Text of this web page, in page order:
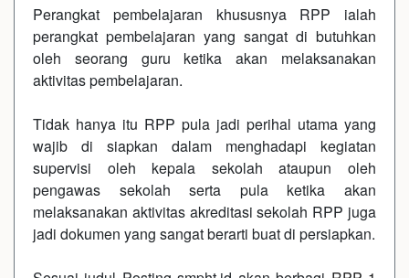
Perangkat pembelajaran khususnya RPP ialah
perangkat pembelajaran yang sangat di butuhkan
oleh seorang guru ketika akan melaksanakan
aktivitas pembelajaran.
Tidak hanya itu RPP pula jadi perihal utama yang
wajib di siapkan dalam menghadapi kegiatan
supervisi oleh kepala sekolah ataupun oleh
pengawas sekolah serta pula ketika akan
melaksanakan aktivitas akreditasi sekolah RPP juga
jadi dokumen yang sangat berarti buat di persiapkan.